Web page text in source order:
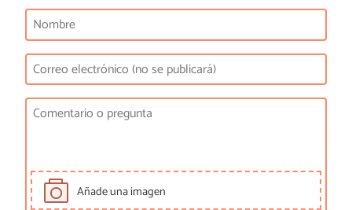
Añade una imagen